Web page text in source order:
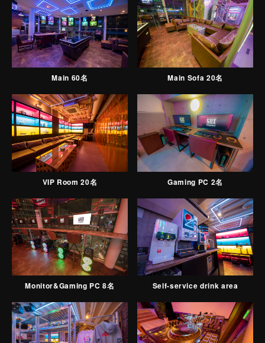
Main 60名 Main Sofa 20名
VIP Room 20名 Gaming PC 2名
Monitor&Gaming PC 8名 Self-service drink area